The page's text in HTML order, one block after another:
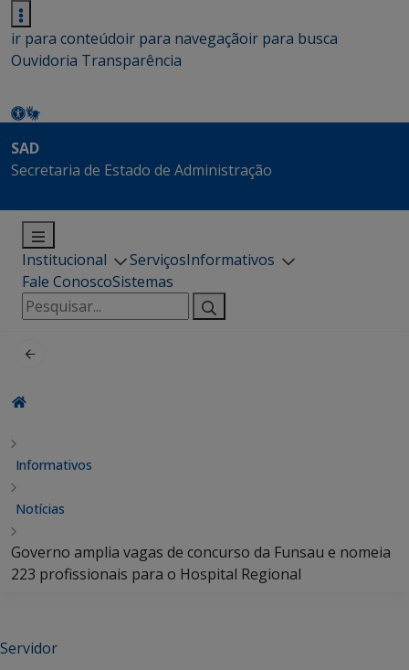
ir para conteúdoir para navegaçãoir para busca
Ouvidoria Transparência
SAD
Secretaria de Estado de Administração
Institucional ServiçosInformativos
Fale ConoscoSistemas
Pesquisar
por:
Informativos
Notícias
Governo amplia vagas de concurso da Funsau e nomeia
223 profissionais para o Hospital Regional
Servidor